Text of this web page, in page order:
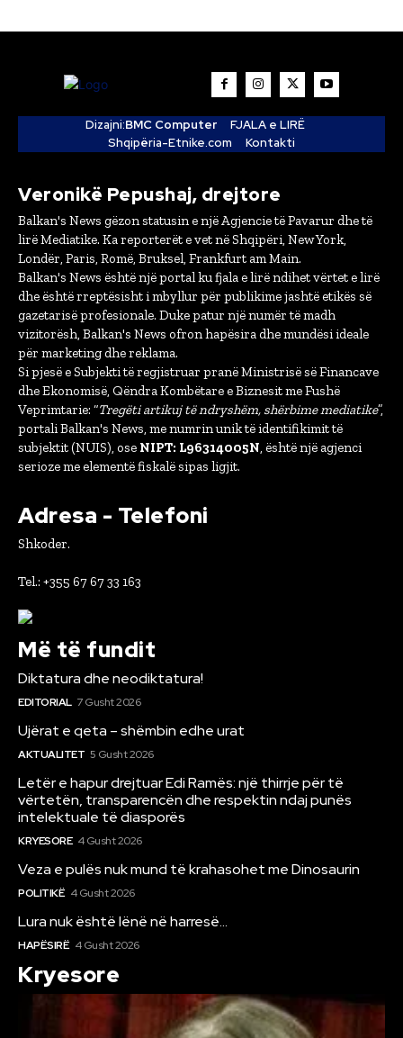
Dizajni:BMC Computer
FJALA e LIRË
Shqipëria-Etnike.com
Kontakti
Veronikë Pepushaj, drejtore
Balkan's News gëzon statusin e një Agjencie të Pavarur dhe të
lirë Mediatike. Ka reporterët e vet në Shqipëri, New York,
Londër, Paris, Romë, Bruksel, Frankfurt am Main.
Balkan's News është një portal ku fjala e lirë ndihet vërtet e lirë
dhe është rreptësisht i mbyllur për publikime jashtë etikës së
gazetarisë profesionale. Duke patur një numër të madh
vizitorësh, Balkan's News ofron hapësira dhe mundësi ideale
për marketing dhe reklama.
Si pjesë e Subjekti të regjistruar pranë Ministrisë së Financave
dhe Ekonomisë, Qëndra Kombëtare e Biznesit me Fushë
Veprimtarie: “Tregëti artikuj të ndryshëm, shërbime mediatike”,
portali Balkan's News, me numrin unik të identifikimit të
subjektit (NUIS), ose NIPT: L96314005N, është një agjenci
serioze me elementë fiskalë sipas ligjit.
Adresa - Telefoni
Shkoder.
Tel.: +355 67 67 33 163
Më të fundit
Diktatura dhe neodiktatura!
EDITORIAL 7 Gusht 2026
Ujërat e qeta – shëmbin edhe urat
AKTUALITET 5 Gusht 2026
Letër e hapur drejtuar Edi Ramës: një thirrje për të
vërtetën, transparencën dhe respektin ndaj punës
intelektuale të diasporës
KRYESORE 4 Gusht 2026
Veza e pulës nuk mund të krahasohet me Dinosaurin
POLITIKË 4 Gusht 2026
Lura nuk është lënë në harresë…
HAPËSIRË 4 Gusht 2026
Kryesore